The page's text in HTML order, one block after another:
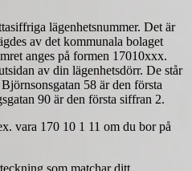
lägenhetsnummer. Det är
av det kommunala bolaget
anges på formen 17010xxx.
av din lägenhetsdörr. De står
58 är den första
90 är den första siffran 2.
vara 170 10 1 11 om du bor på
som matchar ditt